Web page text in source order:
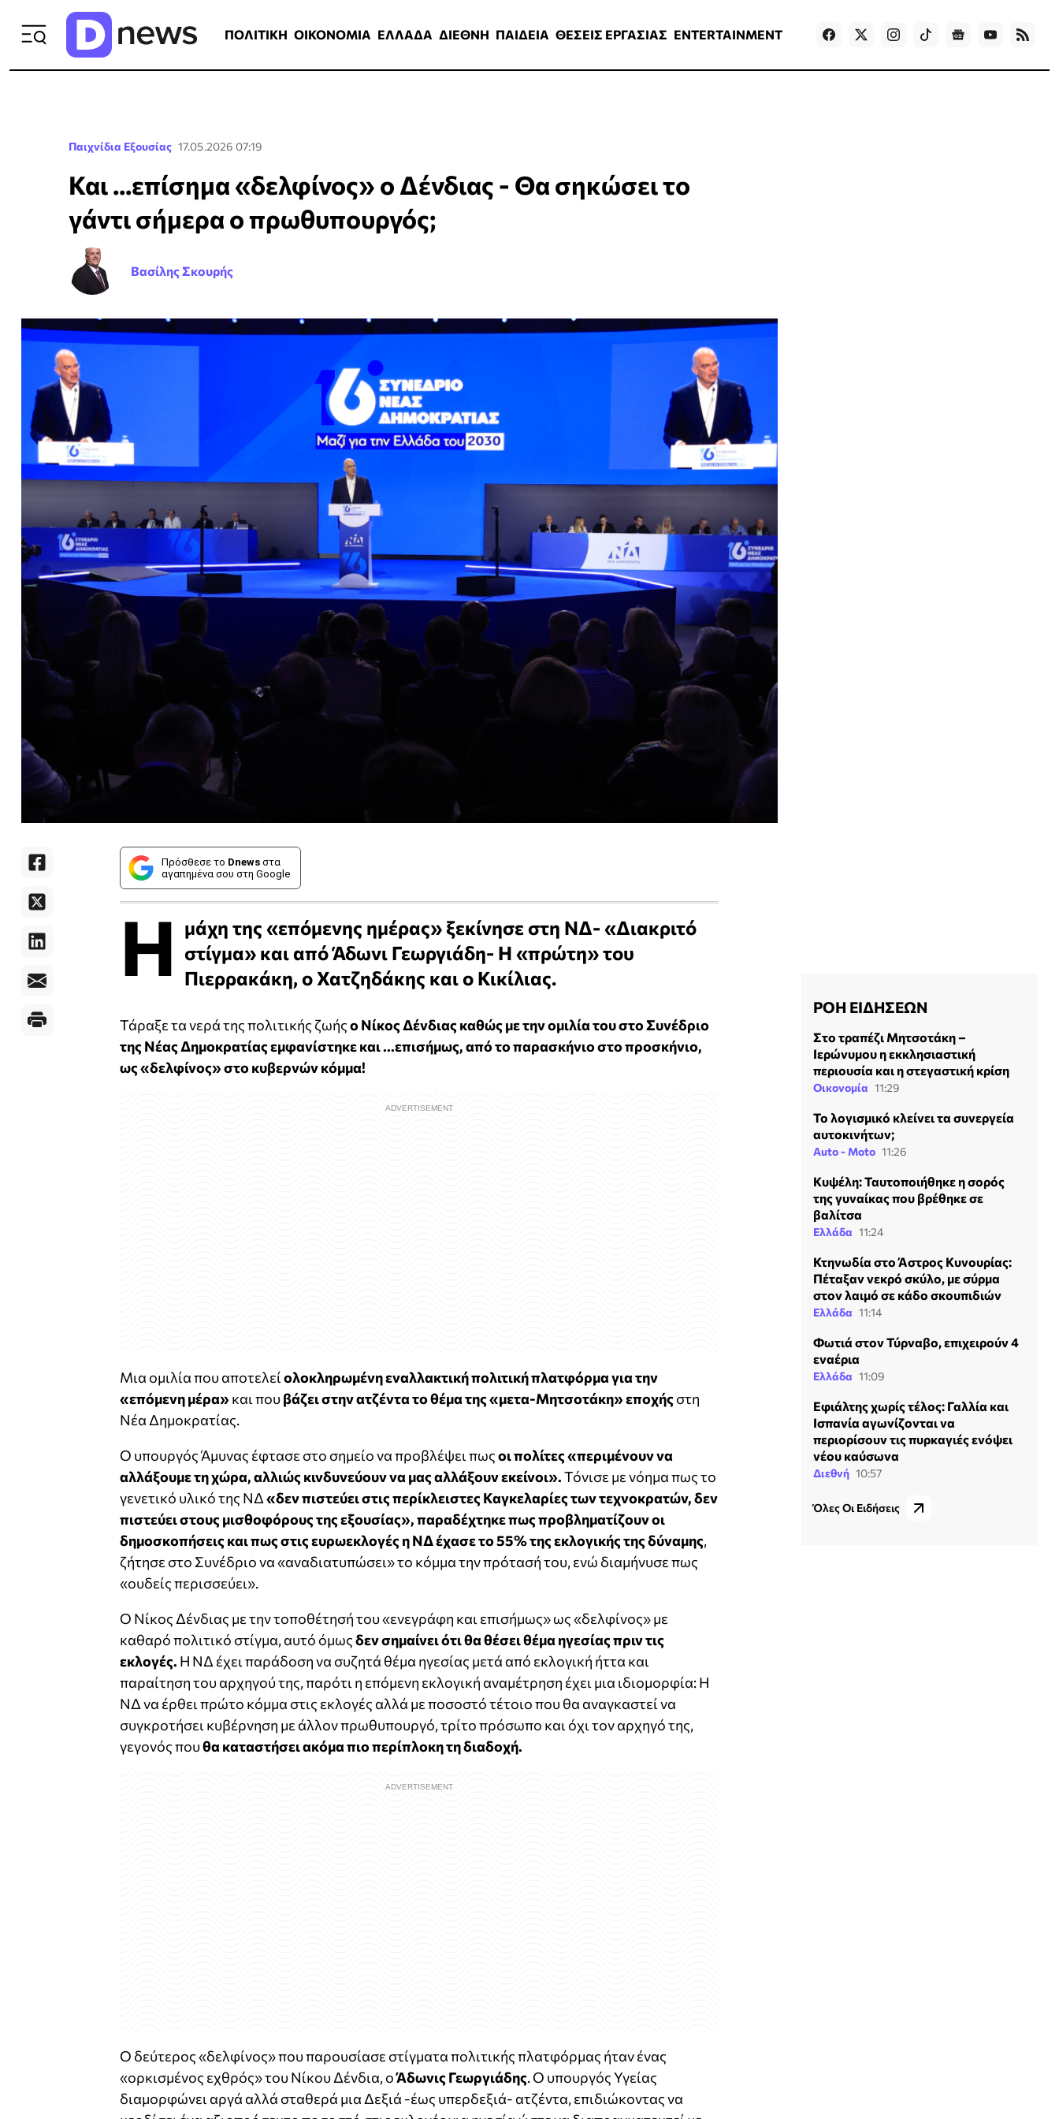
ΠΟΛΙΤΙΚΗ ΟΙΚΟΝΟΜΙΑ ΕΛΛΑΔΑ ΔΙΕΘΝΗ ΠΑΙΔΕΙΑ ΘΕΣΕΙΣ ΕΡΓΑΣΙΑΣ ENTERTAINMENT Games
Παιχνίδια Εξουσίας 17.05.2026 07:19
Και ...επίσημα «δελφίνος» ο Δένδιας - Θα σηκώσει το
γάντι σήμερα ο πρωθυπουργός;
Βασίλης Σκουρής
Πρόσθεσε το Dnews στα
αγαπημένα σου στη Google
Η μάχη της «επόμενης ημέρας» ξεκίνησε στη ΝΔ- «Διακριτό
στίγμα» και από Άδωνι Γεωργιάδη- Η «πρώτη» του
Πιερρακάκη, ο Χατζηδάκης και ο Κικίλιας.
Τάραξε τα νερά της πολιτικής ζωήςο Νίκος Δένδιας καθώς με την ομιλία του στο Συνέδριο
της Νέας Δημοκρατίας εμφανίστηκε και ...επισήμως, από το παρασκήνιο στο προσκήνιο,
ως «δελφίνος» στο κυβερνών κόμμα!
Μια ομιλία που αποτελείολοκληρωμένη εναλλακτική πολιτική πλατφόρμα για την
«επόμενη μέρα» και πουβάζει στην ατζέντα το θέμα της «μετα-Μητσοτάκη» εποχής στη
Νέα Δημοκρατίας.
Ο υπουργός Άμυνας έφτασε στο σημείο να προβλέψει πωςοι πολίτες «περιμένουν να
αλλάξουμε τη χώρα, αλλιώς κινδυνεύουν να μας αλλάξουν εκείνοι».Τόνισε με νόημα πως το
γενετικό υλικό της ΝΔ«δεν πιστεύει στις περίκλειστες Καγκελαρίες των τεχνοκρατών, δεν
πιστεύει στους μισθοφόρους της εξουσίας», παραδέχτηκε πως προβληματίζουν οι
δημοσκοπήσεις και πως στις ευρωεκλογές η ΝΔ έχασε το 55% της εκλογικής της δύναμης,
ζήτησε στο Συνέδριο να «αναδιατυπώσει» το κόμμα την πρότασή του, ενώ διαμήνυσε πως
«ουδείς περισσεύει».
Ο Νίκος Δένδιας με την τοποθέτησή του «ενεγράφη και επισήμως» ως «δελφίνος» με
καθαρό πολιτικό στίγμα, αυτό όμωςδεν σημαίνει ότι θα θέσει θέμα ηγεσίας πριν τις
εκλογές. Η ΝΔ έχει παράδοση να συζητά θέμα ηγεσίας μετά από εκλογική ήττα και
παραίτηση του αρχηγού της, παρότι η επόμενη εκλογική αναμέτρηση έχει μια ιδιομορφία: Η
ΝΔ να έρθει πρώτο κόμμα στις εκλογές αλλά με ποσοστό τέτοιο που θα αναγκαστεί να
συγκροτήσει κυβέρνηση με άλλον πρωθυπουργό, τρίτο πρόσωπο και όχι τον αρχηγό της,
γεγονός πουθα καταστήσει ακόμα πιο περίπλοκη τη διαδοχή.
Ο δεύτερος «δελφίνος» που παρουσίασε στίγματα πολιτικής πλατφόρμας ήταν ένας
«ορκισμένος εχθρός» του Νίκου Δένδια, οΆδωνις Γεωργιάδης. Ο υπουργός Υγείας
διαμορφώνει αργά αλλά σταθερά μια Δεξιά -έως υπερδεξιά- ατζέντα, επιδιώκοντας να
ΡΟΗ ΕΙΔΗΣΕΩΝ
Στο τραπέζι Μητσοτάκη –
Ιερώνυμου η εκκλησιαστική
περιουσία και η στεγαστική κρίση
Οικονομία 11:29
Το λογισμικό κλείνει τα συνεργεία
αυτοκινήτων;
Auto - Moto 11:26
Κυψέλη: Ταυτοποιήθηκε η σορός
της γυναίκας που βρέθηκε σε
βαλίτσα
Ελλάδα 11:24
Κτηνωδία στο Άστρος Κυνουρίας:
Πέταξαν νεκρό σκύλο, με σύρμα
στον λαιμό σε κάδο σκουπιδιών
Ελλάδα 11:14
Φωτιά στον Τύρναβο, επιχειρούν 4
εναέρια
Ελλάδα 11:09
Εφιάλτης χωρίς τέλος: Γαλλία και
Ισπανία αγωνίζονται να
περιορίσουν τις πυρκαγιές ενόψει
νέου καύσωνα
Διεθνή 10:57
Όλες Οι Ειδήσεις